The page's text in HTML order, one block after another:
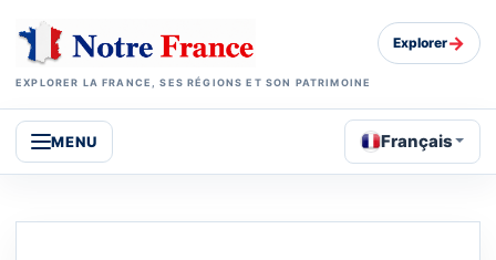
EXPLORER LA FRANCE, SES RÉGIONS ET SON PATRIMOINE
Explorer→
MENU Français